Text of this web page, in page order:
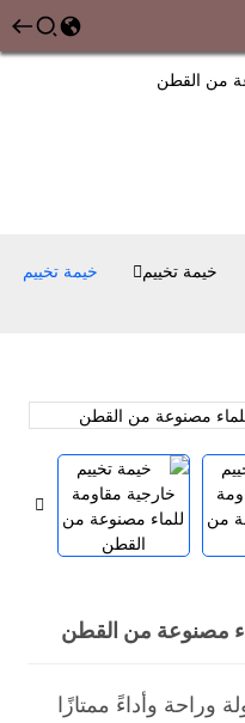
خيمة تخييم
خيمة تخييم
مصنوعة من القطن
وراحة وأداءً ممتازًا